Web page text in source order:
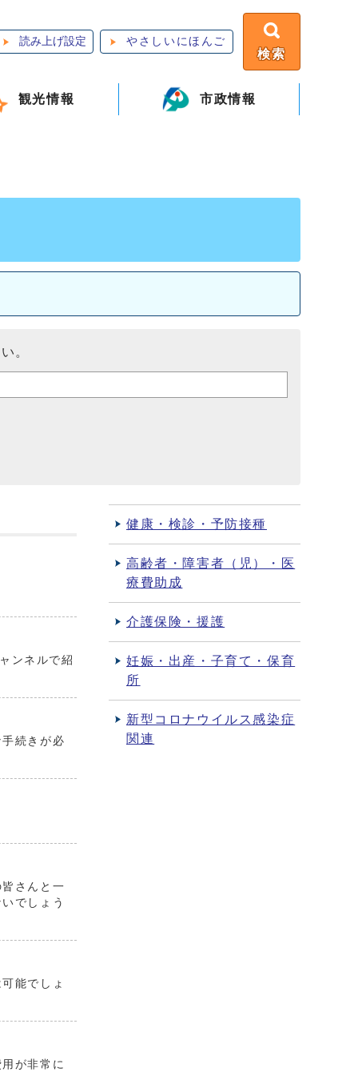
読み上げ設定 やさしいにほんご
検索
観光情報 市政情報
。
ンネルで紹
続きが必
さんと一
でしょう
能でしょ
が非常に
健康・検診・予防接種
高齢者・障害者（児）・医
療費助成
介護保険・援護
妊娠・出産・子育て・保育
所
新型コロナウイルス感染症
関連